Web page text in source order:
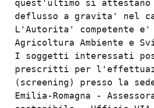
quest'ultimo si
deflusso
L'Autorita'
Agricoltura
I soggetti
prescritti per
(screening) presso
Emilia-Romagna -